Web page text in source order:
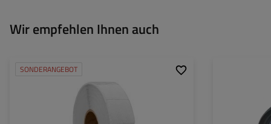
Wir empfehlen Ihnen auch
SONDERANGEBOT